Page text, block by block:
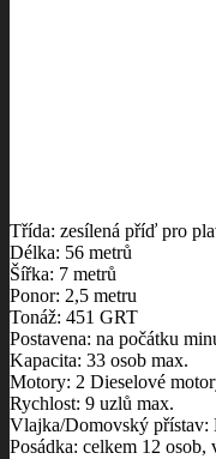
Třída: zesílená příď pro
Délka: 56 metrů
Šířka: 7 metrů
Ponor: 2,5 metru
Tonáž: 451 GRT
Postavena: na počátku
Kapacita: 33 osob max.
Motory: 2 Dieselové
Rychlost: 9 uzlů max.
Vlajka/Domovský přístav:
Posádka: celkem 12 osob,